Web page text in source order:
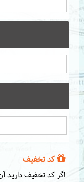
کد تخفیف
اگر کد تخفیف دارید